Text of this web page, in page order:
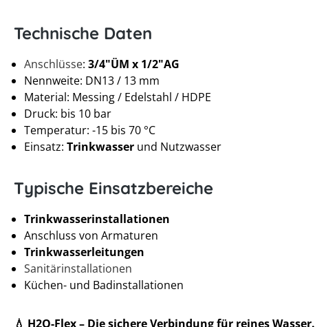
Technische Daten
Anschlüsse: 3/4"ÜM x 1/2"AG
Nennweite: DN13 / 13 mm
Material: Messing / Edelstahl / HDPE
Druck: bis 10 bar
Temperatur: -15 bis 70 °C
Einsatz: Trinkwasser und Nutzwasser
Typische Einsatzbereiche
Trinkwasserinstallationen
Anschluss von Armaturen
Trinkwasserleitungen
Sanitärinstallationen
Küchen- und Badinstallationen
💧 H2O-Flex – Die sichere Verbindung für reines Wasser.